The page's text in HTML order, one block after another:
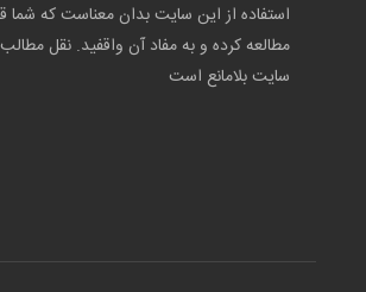
استفاده از این سایت بدان معناست که شما
مطالعه کرده و به مفاد آن واقفید. نقل
سایت بلامانع است